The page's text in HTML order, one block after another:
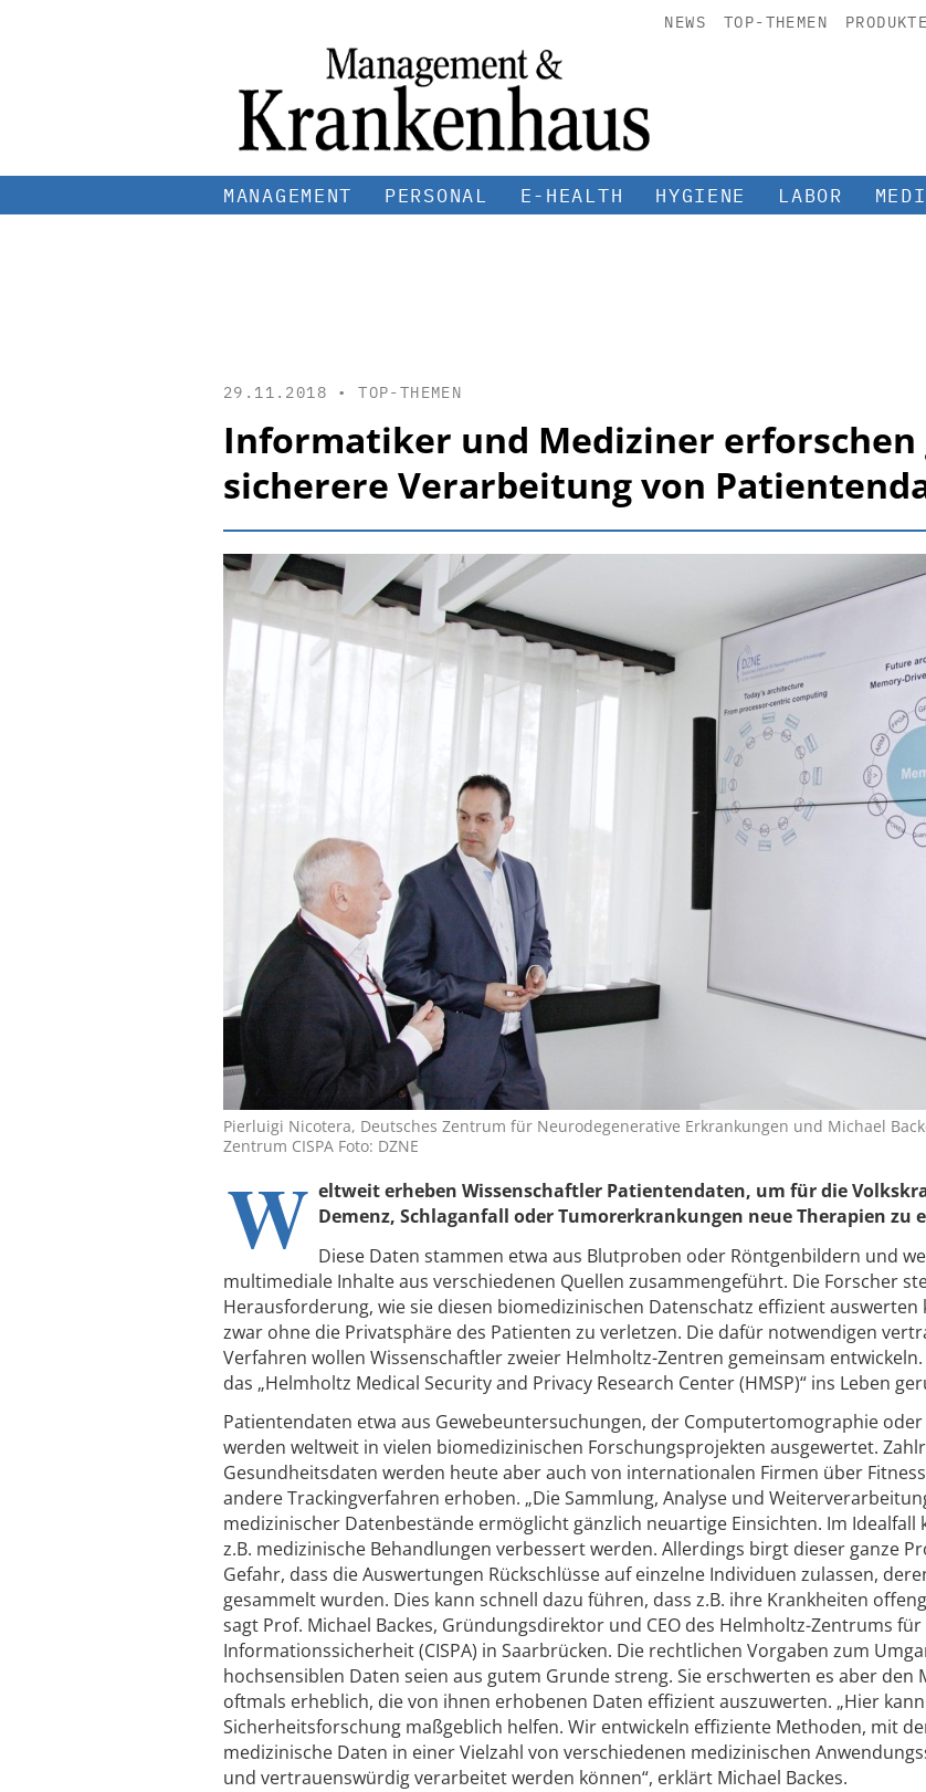
NEWS TOP-THEMEN PRODUKTE
MANAGEMENT PERSONAL E-HEALTH HYGIENE LABOR
29.11.2018 •TOP-THEMEN
Informatiker und Mediziner erforschen
sicherere Verarbeitung von
Pierluigi Nicotera, Deutsches Zentrum für Neurodegenerative Erkrankungen und Michael
Zentrum CISPA Foto: DZNE
W eltweit erheben Wissenschaftler Patientendaten, um für die
Demenz, Schlaganfall oder Tumorerkrankungen neue Therapien zu
Diese Daten stammen etwa aus Blutproben oder Röntgenbildern und
multimediale Inhalte aus verschiedenen Quellen zusammengeführt. Die Forscher
Herausforderung, wie sie diesen biomedizinischen Datenschatz effizient auswerten
zwar ohne die Privatsphäre des Patienten zu verletzen. Die dafür notwendigen
Verfahren wollen Wissenschaftler zweier Helmholtz-Zentren gemeinsam
das „Helmholtz Medical Security and Privacy Research Center (HMSP)“ ins Leben
Patientendaten etwa aus Gewebeuntersuchungen, der Computertomographie oder
werden weltweit in vielen biomedizinischen Forschungsprojekten ausgewertet.
Gesundheitsdaten werden heute aber auch von internationalen Firmen über
andere Trackingverfahren erhoben. „Die Sammlung, Analyse und
medizinischer Datenbestände ermöglicht gänzlich neuartige Einsichten. Im Idealfall
z.B. medizinische Behandlungen verbessert werden. Allerdings birgt dieser ganze
Gefahr, dass die Auswertungen Rückschlüsse auf einzelne Individuen zulassen,
gesammelt wurden. Dies kann schnell dazu führen, dass z.B. ihre Krankheiten
sagt Prof. Michael Backes, Gründungsdirektor und CEO des Helmholtz-Zentrums für
Informationssicherheit (CISPA) in Saarbrücken. Die rechtlichen Vorgaben zum
hochsensiblen Daten seien aus gutem Grunde streng. Sie erschwerten es aber den
oftmals erheblich, die von ihnen erhobenen Daten effizient auszuwerten. „Hier kann
Sicherheitsforschung maßgeblich helfen. Wir entwickeln effiziente Methoden, mit
medizinische Daten in einer Vielzahl von verschiedenen medizinischen
und vertrauenswürdig verarbeitet werden können“, erklärt Michael Backes.